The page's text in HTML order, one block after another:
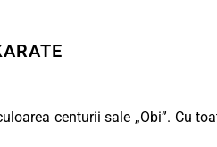
centurii sale „Obi”. Cu